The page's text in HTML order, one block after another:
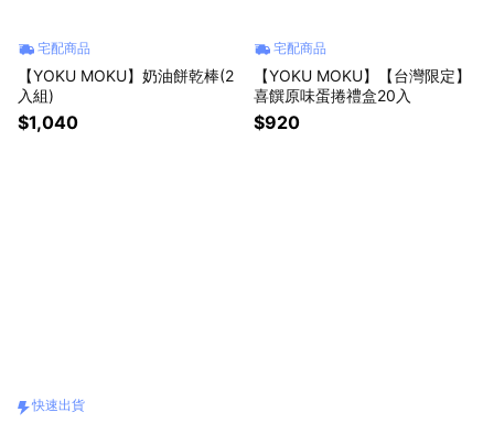
宅配商品
【YOKU MOKU】奶油餅乾棒(2
入組)
$1,040
宅配商品
【YOKU MOKU】【台灣限定】
喜饌原味蛋捲禮盒20入
$920
快速出貨